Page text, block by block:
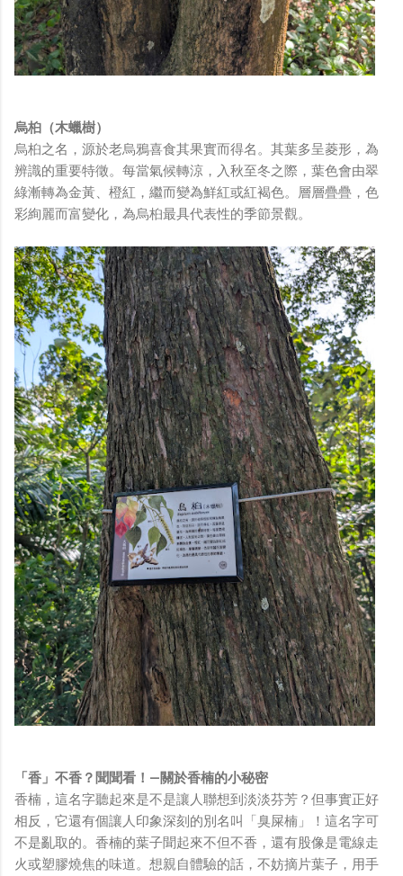
烏桕（木蠟樹）
烏桕之名，源於老烏鴉喜食其果實而得名。其葉多呈菱形，為
辨識的重要特徵。每當氣候轉涼，入秋至冬之際，葉色會由翠
綠漸轉為金黃、橙紅，繼而變為鮮紅或紅褐色。層層疊疊，色
彩絢麗而富變化，為烏桕最具代表性的季節景觀。
「香」不香？聞聞看！—關於香楠的小秘密
香楠，這名字聽起來是不是讓人聯想到淡淡芬芳？但事實正好
相反，它還有個讓人印象深刻的別名叫「臭屎楠」！這名字可
不是亂取的。香楠的葉子聞起來不但不香，還有股像是電線走
火或塑膠燒焦的味道。想親自體驗的話，不妨摘片葉子，用手